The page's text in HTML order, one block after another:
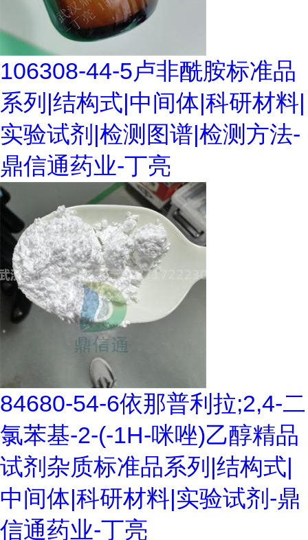
106308-44-5卢非酰胺标准品
系列|结构式|中间体|科研材料|
实验试剂|检测图谱|检测方法-
鼎信通药业-丁亮
84680-54-6依那普利拉;2,4-二
氯苯基-2-(-1H-咪唑)乙醇精品
试剂杂质标准品系列|结构式|
中间体|科研材料|实验试剂-鼎
信通药业-丁亮